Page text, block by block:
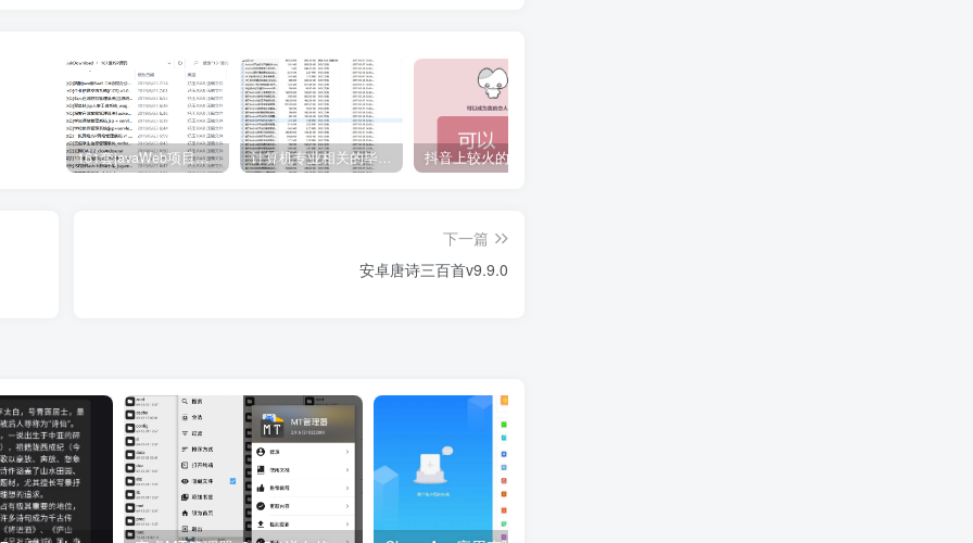
161套javaWeb项目源码免费分享 计算机专业相关的毕业设计论文合集免费下载
下一篇
安卓唐诗三百首v9.9.0